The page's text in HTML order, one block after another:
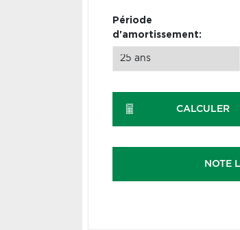
Période
d'amortissement:
CALCULER
NOTE